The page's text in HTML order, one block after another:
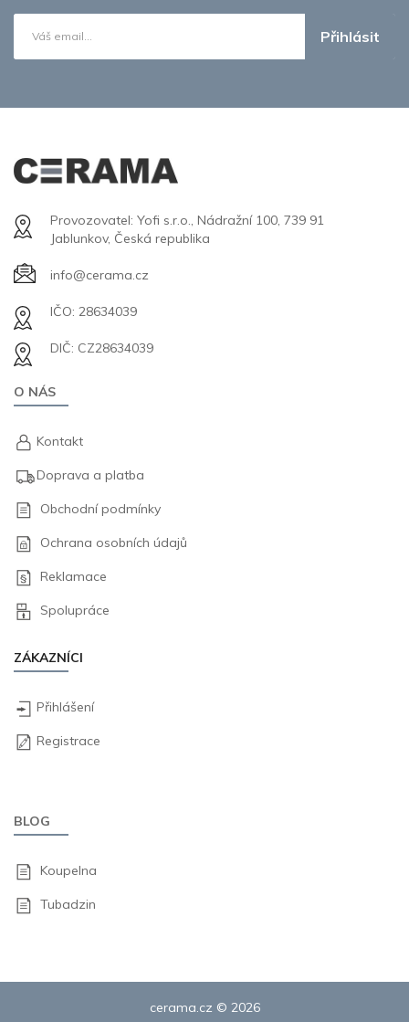
Přihlásit
Provozovatel: Yofi s.r.o., Nádražní 100, 739 91
Jablunkov, Česká republika
info@cerama.cz
IČO: 28634039
DIČ: CZ28634039
O NÁS
Kontakt
Doprava a platba
Obchodní podmínky
Ochrana osobních údajů
Reklamace
Spolupráce
ZÁKAZNÍCI
Přihlášení
Registrace
BLOG
Koupelna
Tubadzin
cerama.cz © 2026